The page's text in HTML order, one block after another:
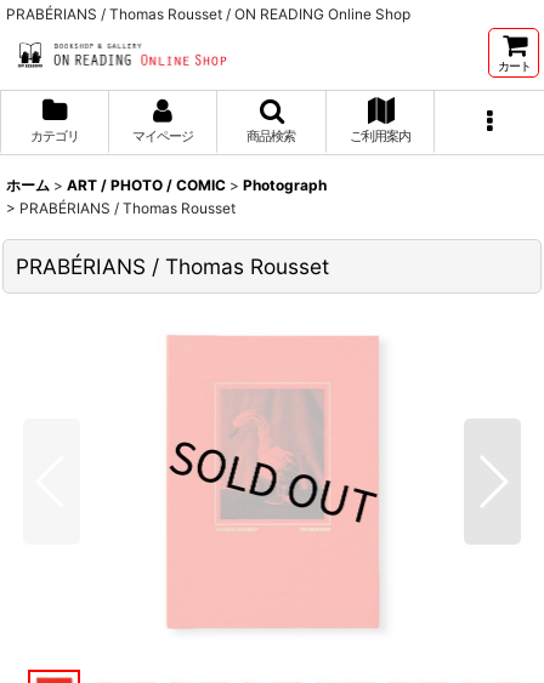
PRABÉRIANS / Thomas Rousset / ON READING Online Shop
カート
カテゴリ マイページ 商品検索 ご利用案内
ホーム > ART / PHOTO / COMIC > Photograph
> PRABÉRIANS / Thomas Rousset
PRABÉRIANS / Thomas Rousset